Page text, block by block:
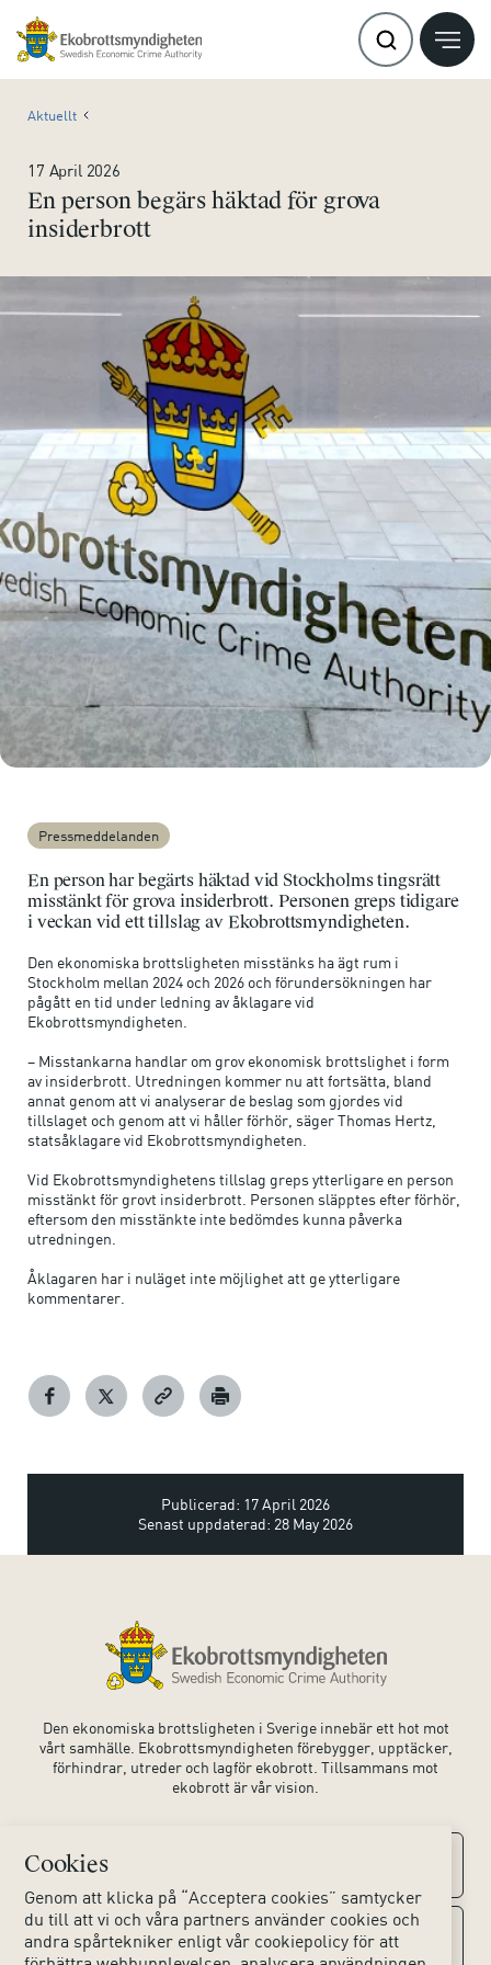
Cookies
Genom att klicka på “Acceptera cookies” samtycker
du till att vi och våra partners använder cookies och
andra spårtekniker enligt vår cookiepolicy för att
Aktuellt
17 April 2026
En person begärs häktad för grova
insiderbrott
Pressmeddelanden
En person har begärts häktad vid Stockholms tingsrätt
misstänkt för grova insiderbrott. Personen greps tidigare
i veckan vid ett tillslag av Ekobrottsmyndigheten.
Den ekonomiska brottsligheten misstänks ha ägt rum i
Stockholm mellan 2024 och 2026 och förundersökningen har
pågått en tid under ledning av åklagare vid
Ekobrottsmyndigheten.
– Misstankarna handlar om grov ekonomisk brottslighet i form
av insiderbrott. Utredningen kommer nu att fortsätta, bland
annat genom att vi analyserar de beslag som gjordes vid
tillslaget och genom att vi håller förhör, säger Thomas Hertz,
statsåklagare vid Ekobrottsmyndigheten.
Vid Ekobrottsmyndighetens tillslag greps ytterligare en person
misstänkt för grovt insiderbrott. Personen släpptes efter förhör,
eftersom den misstänkte inte bedömdes kunna påverka
utredningen.
Åklagaren har i nuläget inte möjlighet att ge ytterligare
kommentarer.
Publicerad: 17 April 2026
Senast uppdaterad: 28 May 2026
Den ekonomiska brottsligheten i Sverige innebär ett hot mot
vårt samhälle. Ekobrottsmyndigheten förebygger, upptäcker,
förhindrar, utreder och lagför ekobrott. Tillsammans mot
ekobrott är vår vision.
Kontaktuppgifter
Kontakta oss
Om webbplatsen